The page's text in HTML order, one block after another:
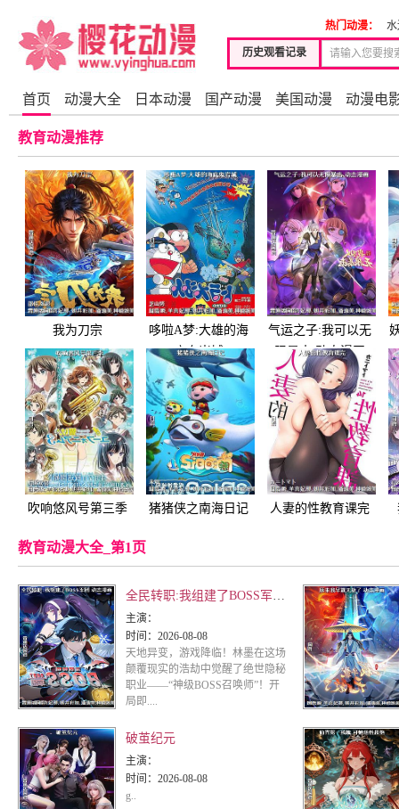
历史观看记录
热门动漫：
首页 动漫大全 日本动漫 国产动漫 美国动漫 动漫电
教育动漫推荐
我为刀宗
哆啦A梦:大雄的海
底鬼岩城
气运之子:我可以无
限暴击 动态漫画
吹响悠风号第三季 猪猪侠之南海日记 人妻的性教育课完
教育动漫大全_第1页
全民转职:我组建了BOSS军团 动态漫画
主演：
时间： 2026-08-08
天地异变，游戏降临！林墨在这场
颠覆现实的浩劫中觉醒了绝世隐秘
职业——“神级BOSS召唤师”！开
局即....
破茧纪元
主演：
时间： 2026-08-08
g..